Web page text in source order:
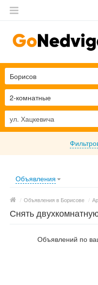
2-комнатные
Борисов
Объявления
/ Объявления в Борисове /
Снять
Объявлений по